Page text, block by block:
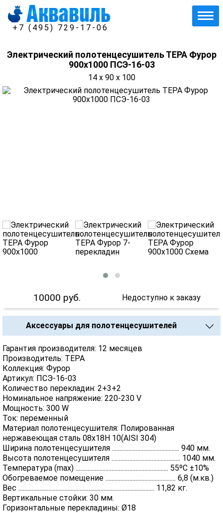
+7 (495) 729-17-06
Электрический полотенцесушитель ТЕРА Фурор
900х1000 ПСЭ-16-03
14 x 90 x 100
10000 руб. Недоступно к заказу
Аксессуары для полотенцесушителей
Гарантия производителя: 12 месяцев
Производитель: ТЕРА
Коллекция: Фурор
Артикул: ПСЭ-16-03
Количество перекладин: 2+3+2
Номинальное напряжение: 220-230 V
Мощность: 300 W
Ток: переменный
Материал полотенцесушителя: Полированная
нержавеющая сталь 08x18H 10(AISI 304)
Ширина полотенцесушителя ............................................. 940 мм.
Высота полотенцесушителя .............................................. 1040 мм.
Температура (max) .............................................................. 55ºC ±10%
Обогреваемое помещение ............................................... 6,8 (м.кв.)
Вес ........................................................................................... 11,82 кг.
Вертикальные стойки: 30 мм.
Горизонтальные перекладины: Ø18